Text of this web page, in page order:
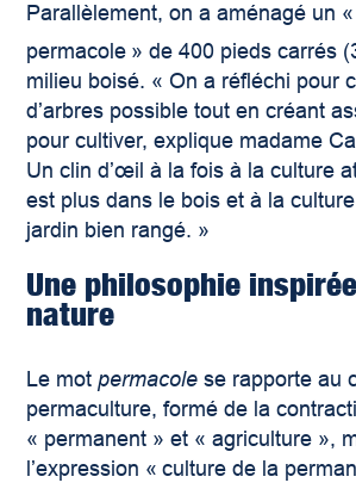
Parallèlement, on a aménagé un
permacole » de 400 pieds carrés
milieu boisé. « On a réfléchi pour
d’arbres possible tout en créant
pour cultiver, explique madame
Un clin d’œil à la fois à la culture
est plus dans le bois et à la
jardin bien rangé. »
Une philosophie
nature
Le motpermacole se rapporte au
permaculture, formé de la
« permanent » et « agriculture »,
l’expression « culture de la